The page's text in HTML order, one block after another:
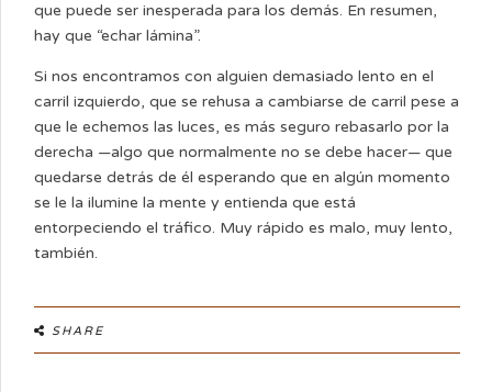
que puede ser inesperada para los demás. En resumen,
hay que “echar lámina”.
Si nos encontramos con alguien demasiado lento en el
carril izquierdo, que se rehusa a cambiarse de carril pese a
que le echemos las luces, es más seguro rebasarlo por la
derecha —algo que normalmente no se debe hacer— que
quedarse detrás de él esperando que en algún momento
se le la ilumine la mente y entienda que está
entorpeciendo el tráfico. Muy rápido es malo, muy lento,
también.
SHARE